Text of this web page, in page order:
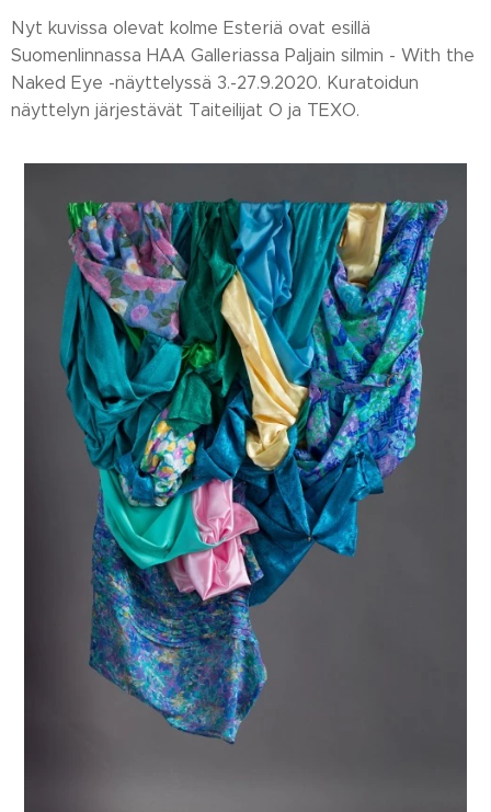
Nyt kuvissa olevat kolme Esteriä ovat esillä
Suomenlinnassa HAA Galleriassa Paljain silmin - With the
Naked Eye -näyttelyssä 3.-27.9.2020. Kuratoidun
näyttelyn järjestävät Taiteilijat O ja TEXO.